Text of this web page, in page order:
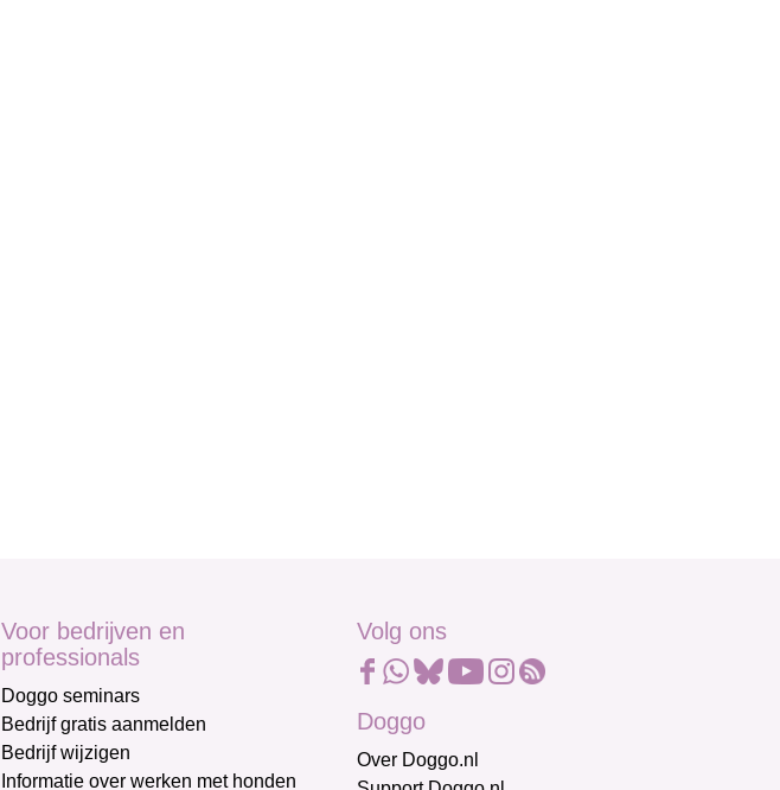
Voor bedrijven en
professionals
Doggo seminars
Bedrijf gratis aanmelden
Bedrijf wijzigen
Informatie over werken met honden
Volg ons
Doggo
Over Doggo.nl